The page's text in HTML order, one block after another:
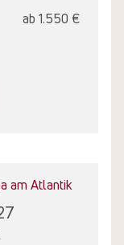
ab 1.550 €
am Atlantik